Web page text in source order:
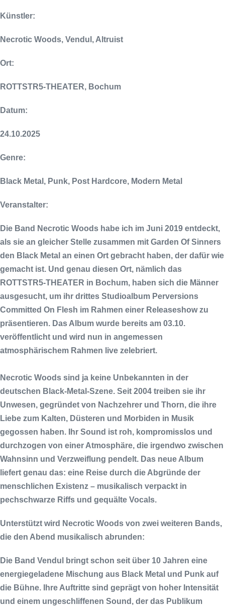
Künstler:
Necrotic Woods, Vendul, Altruist
Ort:
ROTTSTR5-THEATER, Bochum
Datum:
24.10.2025
Genre:
Black Metal, Punk, Post Hardcore, Modern Metal
Veranstalter:
Die Band Necrotic Woods habe ich im Juni 2019 entdeckt,
als sie an gleicher Stelle zusammen mit Garden Of Sinners
den Black Metal an einen Ort gebracht haben, der dafür wie
gemacht ist. Und genau diesen Ort, nämlich das
ROTTSTR5-THEATER in Bochum, haben sich die Männer
ausgesucht, um ihr drittes Studioalbum Perversions
Committed On Flesh im Rahmen einer Releaseshow zu
präsentieren. Das Album wurde bereits am 03.10.
veröffentlicht und wird nun in angemessen
atmosphärischem Rahmen live zelebriert.
Necrotic Woods sind ja keine Unbekannten in der
deutschen Black-Metal-Szene. Seit 2004 treiben sie ihr
Unwesen, gegründet von Nachzehrer und Thorn, die ihre
Liebe zum Kalten, Düsteren und Morbiden in Musik
gegossen haben. Ihr Sound ist roh, kompromisslos und
durchzogen von einer Atmosphäre, die irgendwo zwischen
Wahnsinn und Verzweiflung pendelt. Das neue Album
liefert genau das: eine Reise durch die Abgründe der
menschlichen Existenz – musikalisch verpackt in
pechschwarze Riffs und gequälte Vocals.
Unterstützt wird Necrotic Woods von zwei weiteren Bands,
die den Abend musikalisch abrunden:
Die Band Vendul
bringt schon seit über 10 Jahren eine
energiegeladene Mischung aus Black Metal und Punk auf
die Bühne. Ihre Auftritte sind geprägt von hoher Intensität
und einem ungeschliffenen Sound, der das Publikum